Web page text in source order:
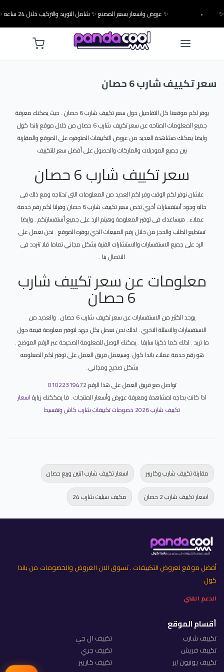
✨ عروض واسعار بسعر المصنع ✨ شامل التوريد والتركيب خلال 24 ساعه ✨ •
سعر تكييف شارب 6 حصان
يوفر لكم موقعنا كل التفاصيل حول سعر تكييف شارب 6 حصان . حيث يمكنك معرفة
جميع المعلومات المتاحه عن سعر تكييف شارب 6 حصان من خلال موقع باندا كول
وايضا يمكنك مشاهدة العديد من عروض التكييفات المتوفره على الموقع والمقارنة
بين جميع الموديلات والماركات والحصول على أفضل سعر للتكييف
سعر تكييف شارب 6 حصان
علشان نوفر لكم الوقت وفر لكم العديد من المعلومات التى تحتاجه ومع ذلك فى
حاله وجود أستفسارات أخري تخص سعر تكييف شارب 6 حصان وفرلنا لكم رقم خدمة
عملاء . هيساعدك فى توفير المعلومة وهيتم الرد على جميع أستفسارتكم . وايضا
تستطيع الطلب والحجز من خلال رقم المبيعات الذي يوفره الموقع . نحن نعمل على
الرد على جميع الاستفسارات والاستشارات الفنية بشكل مجاني تماما فلا تتردد فى
الاتصال بنا .
معلومات عن سعر تكييف شارب
6 حصان
يوجد الكثير من الاستفسارات عن سعر تكييف شارب 6 حصان . والعديد من
الاستفسارات والاسئلة الاخري . لذلك نحن نعمل بكل جهد لتوفير معلومة قيمة حول
ما تريد . لذلك كما ذكرنا سابقا . يمكنك الوصل للمعلومة الصحيحة عبر الرقم الموضح .
هو رقم حدمة عملاء باندا كول .وسيعمل فريق العمل على توفير لكم المعلومه
بشكل صحيح ومجاني .
تواصل مع فريق العمل على هذا الرقم01022319472
اذا كانت بحاجه لمشاهدة ومعرفة عورض وأسعار المنتجات . فا يمككنك زيارةاسعار
تكييف شارب 2026 خصومات تكييفات شارب كاش وتقسيط
مقارنة تكييف شارب وكاريير اسعار تكييف شارب اتنين وربع حصان
اسعار تكييف شارب 2 حصان مكيف سبليت شارب 24
أفضل موقع لعروض التكييفات . تسوق الان العروض والخصومات من باندا
كول
الدعم الفني
أقسام الموقع
تكييف شارب
تكييف ال جي
تكييف فريش
تكييف جري
تكييف يونيون اير
تكييف كاريير